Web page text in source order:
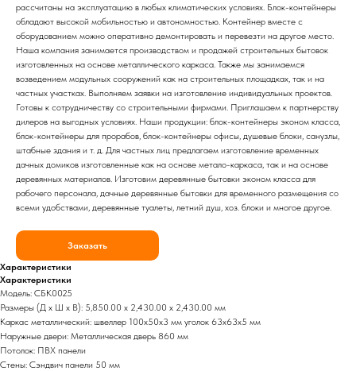
рассчитаны на эксплуатацию в любых климатических условиях. Блок-контейнеры
обладают высокой мобильностью и автономностью. Контейнер вместе с
оборудованием можно оперативно демонтировать и перевезти на другое место.
Наша компания занимается производством и продажей строительных бытовок
изготовленных на основе металлического каркаса. Также мы занимаемся
возведением модульных сооружений как на строительных площадках, так и на
частных участках. Выполняем заявки на изготовление индивидуальных проектов.
Готовы к сотрудничеству со строительными фирмами. Приглашаем к партнерству
дилеров на выгодных условиях. Наши продукции: блок-контейнеры эконом класса,
блок-контейнеры для прорабов, блок-контейнеры офисы, душевые блоки, санузлы,
штабные здания и т. д. Для частных лиц предлагаем изготовление временных
дачных домиков изготовленные как на основе метало-каркаса, так и на основе
деревянных материалов. Изготовим деревянные бытовки эконом класса для
рабочего персонала, дачные деревянные бытовки для временного размещения со
всеми удобствами, деревянные туалеты, летний душ, хоз. блоки и многое другое.
Заказать
Характеристики
Характеристики
Модель: СБК0025
Размеры (Д x Ш x В): 5,850.00 x 2,430.00 x 2,430.00 мм
Каркас металлический: швеллер 100х50х3 мм уголок 63х63х5 мм
Наружные двери: Металлическая дверь 860 мм
Потолок: ПВХ панели
Стены: Сэндвич панели 50 мм